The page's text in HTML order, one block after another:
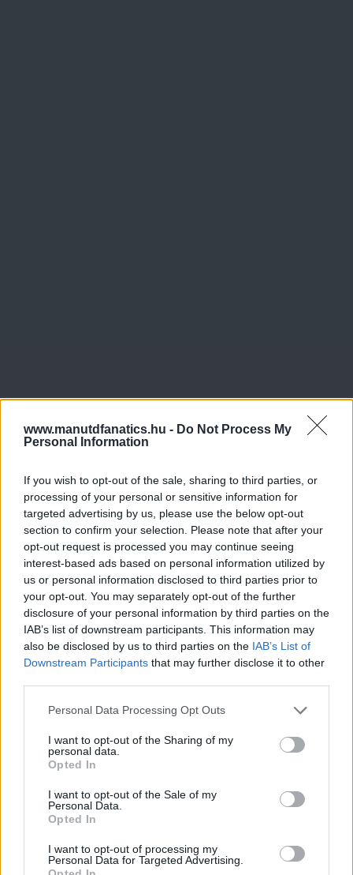
www.manutdfanatics.hu - Do Not Process My
Personal Information
If you wish to opt-out of the sale, sharing to third parties, or
processing of your personal or sensitive information for
targeted advertising by us, please use the below opt-out
section to confirm your selection. Please note that after your
opt-out request is processed you may continue seeing
interest-based ads based on personal information utilized by
us or personal information disclosed to third parties prior to
your opt-out. You may separately opt-out of the further
disclosure of your personal information by third parties on the
IAB’s list of downstream participants. This information may
also be disclosed by us to third parties on the IAB’s List of
Downstream Participants that may further disclose it to other
Please note that this website/app uses one or more Google
not limited to your visit or usage behaviour. You may click to
grant or deny consent to Google and its third-party tags to
use your data for below specified purposes in below Google
consent section.
Personal Data Processing Opt Outs
I want to opt-out of the Sharing of my
personal data.
Opted In
I want to opt-out of the Sale of my
Personal Data.
Opted In
I want to opt-out of processing my
Personal Data for Targeted Advertising.
Meccs Center
Leeds UnitedvsManchester
Felkészülési szezon 5. mérkőzés